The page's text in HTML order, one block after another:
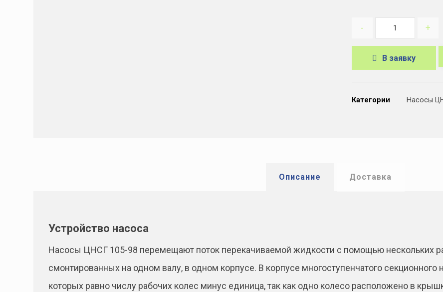
- +
В заявку
a
:
Категории Насосы
Описание Доставка
Устройство насоса
Насосы ЦНСГ 105-98 перемещают поток перекачиваемой жидкости с помощью нескольких
смонтированных на одном валу, в одном корпусе. В корпусе многоступенчатого
которых равно числу рабочих колес минус единица, так как одно колесо расположено в